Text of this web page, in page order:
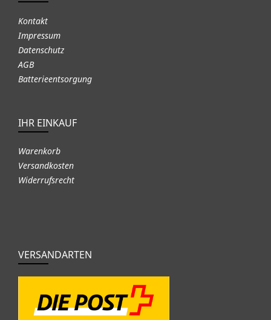
Kontakt
Impressum
Datenschutz
AGB
Batterieentsorgung
IHR EINKAUF
Warenkorb
Versandkosten
Widerrufsrecht
VERSANDARTEN